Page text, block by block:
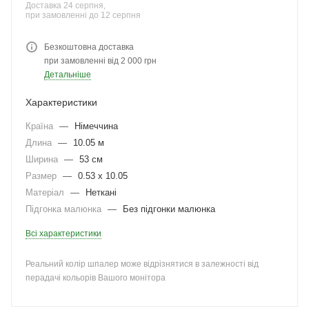
Доставка 24 серпня,
при замовленні до 12 серпня
Безкоштовна доставка
при замовленні від 2 000 грн
Детальніше
Характеристики
Країна —
Німеччина
Длина —
10.05 м
Ширина — 53 см
Размер — 0.53 x 10.05
Матеріал
—
Неткані
Підгонка малюнка — Без підгонки малюнка
Всі характеристики
Реальний колір шпалер може відрізнятися в залежності від
перадачі кольорів Вашого монітора